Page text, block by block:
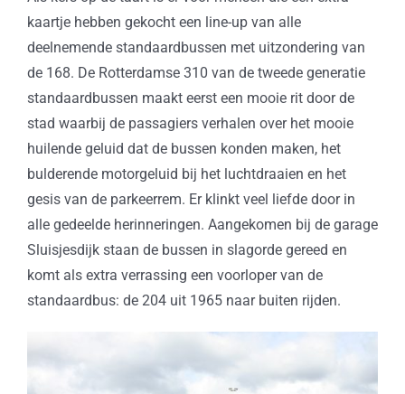
kaartje hebben gekocht een line-up van alle
deelnemende standaardbussen met uitzondering van
de 168. De Rotterdamse 310 van de tweede generatie
standaardbussen maakt eerst een mooie rit door de
stad waarbij de passagiers verhalen over het mooie
huilende geluid dat de bussen konden maken, het
bulderende motorgeluid bij het luchtdraaien en het
gesis van de parkeerrem. Er klinkt veel liefde door in
alle gedeelde herinneringen. Aangekomen bij de garage
Sluisjesdijk staan de bussen in slagorde gereed en
komt als extra verrassing een voorloper van de
standaardbus: de 204 uit 1965 naar buiten rijden.